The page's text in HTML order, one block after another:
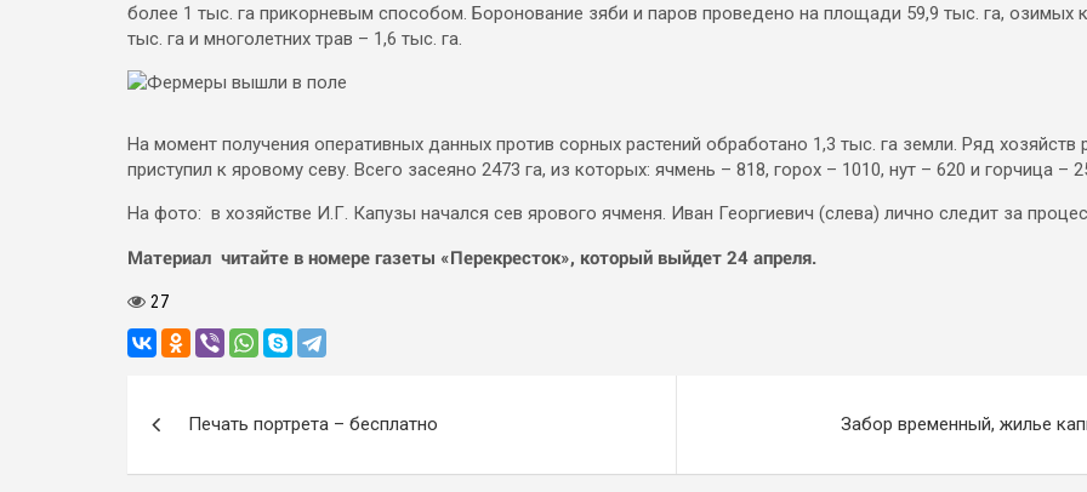
более 1 тыс. га прикорневым способом. Боронование зяби и паров проведено на площади 59,9 тыс. га, озимых
тыс. га и многолетних трав – 1,6 тыс. га.
На момент получения оперативных данных против сорных растений обработано 1,3 тыс. га земли. Ряд хозяйств
приступил к яровому севу. Всего засеяно 2473 га, из которых: ячмень – 818, горох – 1010, нут – 620 и горчица –
На фото: в хозяйстве И.Г. Капузы начался сев ярового ячменя. Иван Георгиевич (слева) лично следит за
Материал читайте в номере газеты «Перекресток», который выйдет 24 апреля.
27
по
Печать портрета – бесплатно Забор временный, жилье